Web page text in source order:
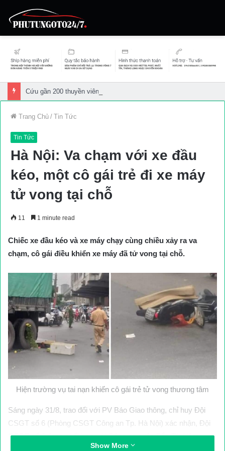
Cứu gần 200 thuyền viên gặp sự cố trên biển
Trang Chủ / Tin Tức
Tin Tức
Hà Nội: Va chạm với xe đầu
kéo, một cô gái trẻ đi xe máy
tử vong tại chỗ
11 1 minute read
Chiếc xe đầu kéo và xe máy chạy cùng chiều xảy ra va
chạm, cô gái điều khiển xe máy đã tử vong tại chỗ.
Hiện trường vụ tai nạn khiến cô gái trẻ tử vong thương tâm
Sáng ngày 31/8, trao đổi với PV Báo Giao thông, chỉ huy Đội
CSGT số 6 (Phòng CSGT Công an Tp. Hà Nội) xác nhận, Đội
CSGT số 6 đang phối hợp với Công an quận Bắc Từ Liêm
khám nghiệm hiện trường vụ TNGT giữa một xe ô tô đầu kéo
Show More